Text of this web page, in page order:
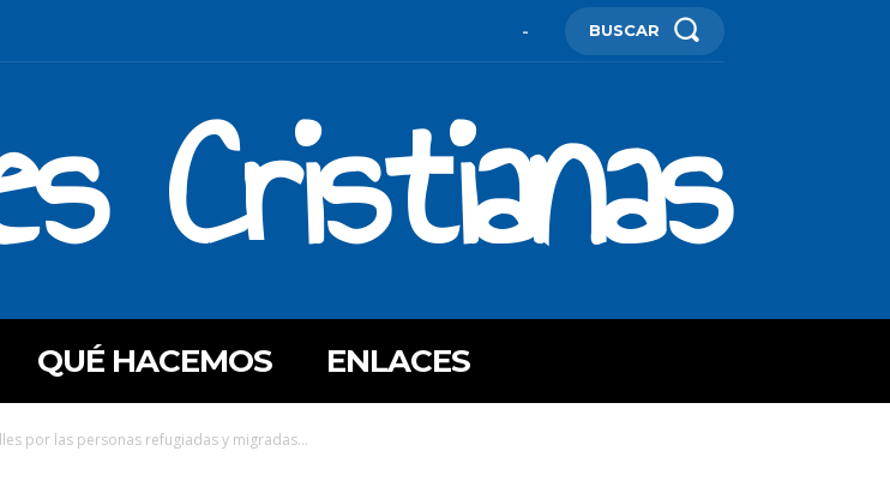
- BUSCAR
Cristianas
QUÉ HACEMOS ENLACES
por las personas refugiadas y migradas...